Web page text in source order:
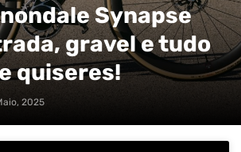
Synapse
gravel e tudo
quiseres!
2025